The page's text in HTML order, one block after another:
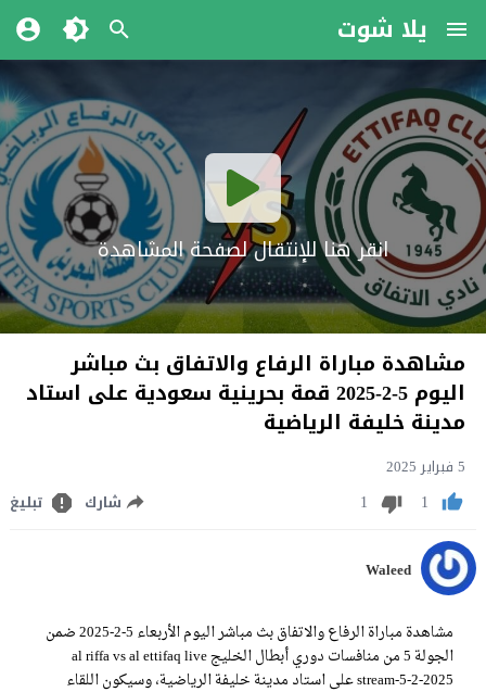
يلا شوت
انقر هنا للإنتقال لصفحة المشاهدة
مشاهدة مباراة الرفاع والاتفاق بث مباشر
اليوم 5-2-2025 قمة بحرينية سعودية على استاد
مدينة خليفة الرياضية
5 فبراير 2025
1
1 شارك تبليغ
Waleed
مشاهدة مباراة الرفاع والاتفاق بث مباشر اليوم الأربعاء 5-2-2025 ضمن
الجولة 5 من منافسات دوري أبطال الخليج al riffa vs al ettifaq live
stream-5-2-2025 على استاد مدينة خليفة الرياضية، وسيكون اللقاء